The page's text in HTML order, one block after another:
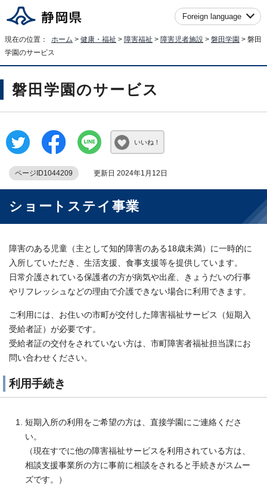
Foreign language
現在の位置： ホーム > 健康・福祉 > 障害福祉 > 障害児者施設 > 磐田学園 > 磐田
学園のサービス
磐田学園のサービス
いいね！
ページID1044209 更新日 2024年1月12日
ショートステイ事業
障害のある児童（主として知的障害のある18歳未満）に一時的に
入所していただき、生活支援、食事支援等を提供しています。
日常介護されている保護者の方が病気や出産、きょうだいの行事
やリフレッシュなどの理由で介護できない場合に利用できます。
ご利用には、お住いの市町が交付した障害福祉サービス（短期入
受給者証）が必要です。
受給者証の交付をされていない方は、市町障害者福祉担当課にお
問い合わせください。
利用手続き
短期入所の利用をご希望の方は、直接学園にご連絡くださ
い。
（現在すでに他の障害福祉サービスを利用されている方は、
相談支援事業所の方に事前に相談をされると手続きがスムー
ズです。）